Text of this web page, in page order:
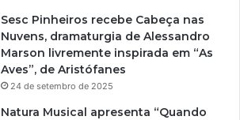
Sesc Pinheiros recebe Cabeça nas
Nuvens, dramaturgia de Alessandro
Marson livremente inspirada em “As
Aves”, de Aristófanes
24 de setembro de 2025
Natura Musical apresenta “Quando